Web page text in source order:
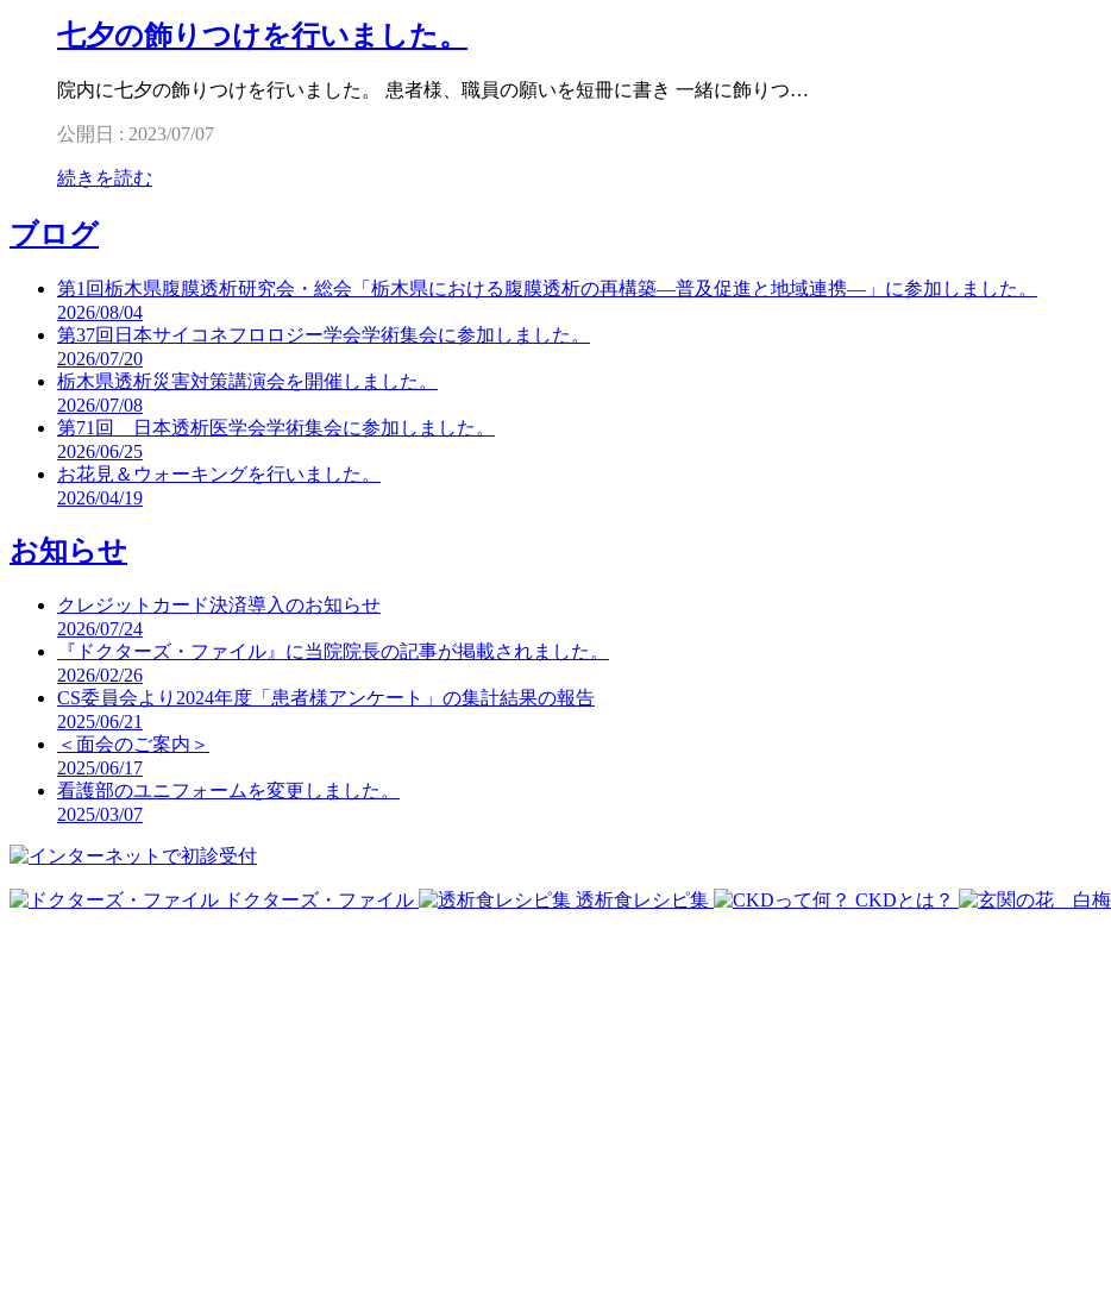
七夕の飾りつけを行いました。
院内に七夕の飾りつけを行いました。 患者様、職員の願いを短冊に書き 一緒に飾りつ…
公開日 : 2023/07/07
続きを読む
ブログ
第1回栃木県腹膜透析研究会・総会「栃木県における腹膜透析の再構築―普及促進と地域連携―」に参加しました。
2026/08/04
第37回日本サイコネフロロジー学会学術集会に参加しました。
2026/07/20
栃木県透析災害対策講演会を開催しました。
2026/07/08
第71回 日本透析医学会学術集会に参加しました。
2026/06/25
お花見＆ウォーキングを行いました。
2026/04/19
お知らせ
クレジットカード決済導入のお知らせ
2026/07/24
『ドクターズ・ファイル』に当院院長の記事が掲載されました。
2026/02/26
CS委員会より2024年度「患者様アンケート」の集計結果の報告
2025/06/21
＜面会のご案内＞
2025/06/17
看護部のユニフォームを変更しました。
2025/03/07
ドクターズ・ファイル 透析食レシピ集 CKDとは？